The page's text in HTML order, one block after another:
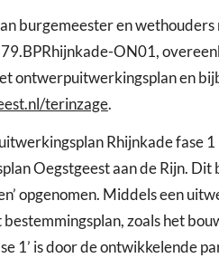
burgemeester en
ON01,
ontwerpuitwerkingsplan en
terinzage.
Rhijnkade fase
Oegstgeest aan de Rijn.
opgenomen. Middels een
bestemmingsplan, zoals het
1’ is door de ontwikkelende